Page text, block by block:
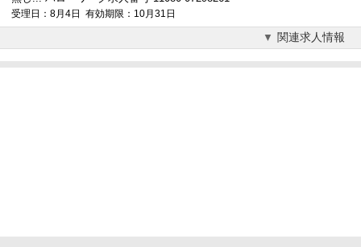
受理日：8月4日 有効期限：10月31日
関連求人情報